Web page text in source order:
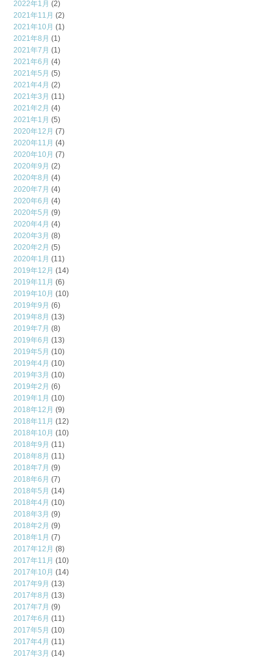
2022年1月 (2)
2021年11月 (2)
2021年10月 (1)
2021年8月 (1)
2021年7月 (1)
2021年6月 (4)
2021年5月 (5)
2021年4月 (2)
2021年3月 (11)
2021年2月 (4)
2021年1月 (5)
2020年12月 (7)
2020年11月 (4)
2020年10月 (7)
2020年9月 (2)
2020年8月 (4)
2020年7月 (4)
2020年6月 (4)
2020年5月 (9)
2020年4月 (4)
2020年3月 (8)
2020年2月 (5)
2020年1月 (11)
2019年12月 (14)
2019年11月 (6)
2019年10月 (10)
2019年9月 (6)
2019年8月 (13)
2019年7月 (8)
2019年6月 (13)
2019年5月 (10)
2019年4月 (10)
2019年3月 (10)
2019年2月 (6)
2019年1月 (10)
2018年12月 (9)
2018年11月 (12)
2018年10月 (10)
2018年9月 (11)
2018年8月 (11)
2018年7月 (9)
2018年6月 (7)
2018年5月 (14)
2018年4月 (10)
2018年3月 (9)
2018年2月 (9)
2018年1月 (7)
2017年12月 (8)
2017年11月 (10)
2017年10月 (14)
2017年9月 (13)
2017年8月 (13)
2017年7月 (9)
2017年6月 (11)
2017年5月 (10)
2017年4月 (11)
2017年3月 (14)